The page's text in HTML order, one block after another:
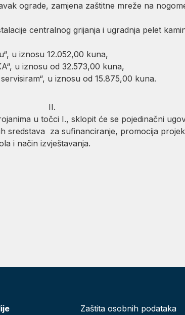
ograde, zamjena zaštitne mreže na
centralnog grijanja i ugradnja pelet
u iznosu 12.052,00 kuna,
u iznosu od 32.573,00 kuna,
u iznosu od 15.875,00 kuna.
II.
u točci I., sklopit će se pojedinačni
sredstava za sufinanciranje, promocija
i način izvještavanja.
Zaštita osobnih podataka